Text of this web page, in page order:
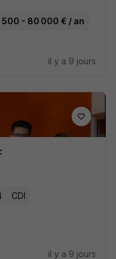
500 - 80 000 € / an
il y a 9 jours
CDI
il y a 9 jours